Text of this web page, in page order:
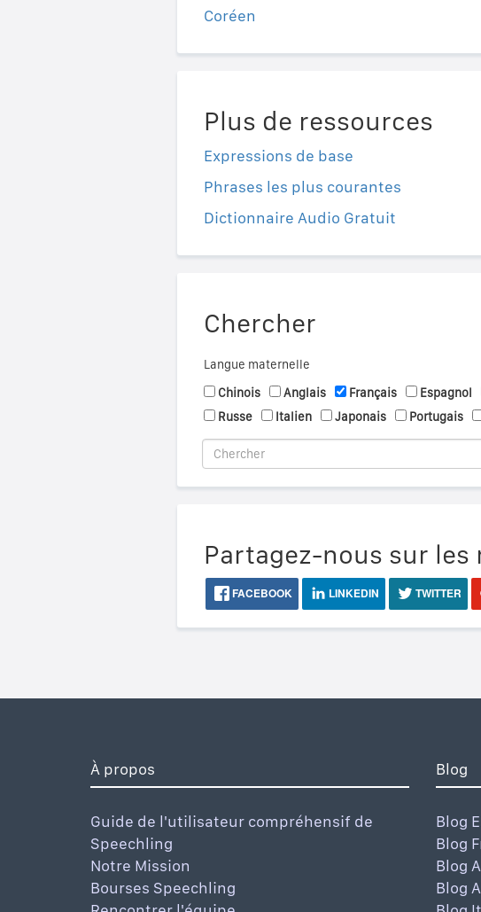
Coréen
Plus de ressources
Expressions de base
Phrases les plus courantes
Dictionnaire Audio Gratuit
Chercher
Langue maternelle
Chinois
Anglais Français Espagnol
Russe
Italien Japonais Portugais
Partagez-nous sur les
FACEBOOK LINKEDIN TWITTER
À propos
Guide de l'utilisateur compréhensif de
Speechling
Notre Mission
Bourses Speechling
Blog
Blog
Blog
Blog
Blog